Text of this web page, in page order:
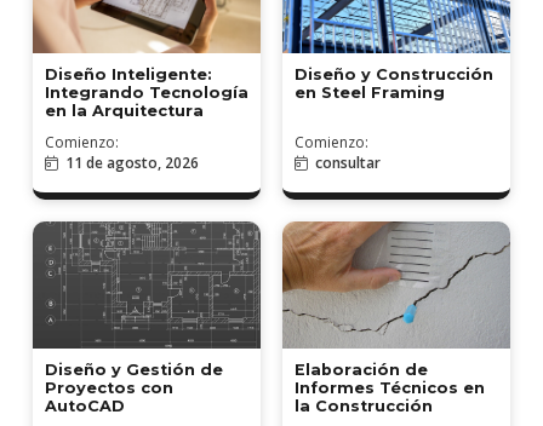
Diseño Inteligente:
Integrando Tecnología
en la Arquitectura
Comienzo:
11 de agosto, 2026
Diseño y Construcción
en Steel Framing
Comienzo:
consultar
Diseño y Gestión de
Proyectos con
AutoCAD
Elaboración de
Informes Técnicos en
la Construcción